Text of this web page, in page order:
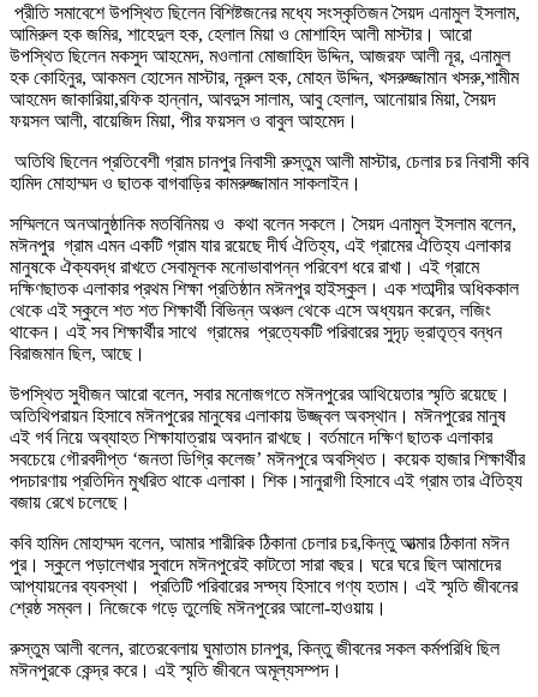
প্রীতি সমাবেশে উপস্থিত ছিলেন বিশিষ্টজনের মধ্যে সংস্কৃতিজন সৈয়দ এনামুল ইসলাম,
আমিরুল হক জমির, শাহেদুল হক, হেলাল মিয়া ও মোশাহিদ আলী মাস্টার। আরো
উপস্থিত ছিলেন মকসুদ আহমেদ, মওলানা মোজাহিদ উদ্দিন, আজরফ আলী নূর, এনামুল
হক কোহিনুর, আকমল হোসেন মাস্টার, নূরুল হক, মোহন উদ্দিন, খসরুজ্জামান খসরু,শামীম
আহমেদ জাকারিয়া,রফিক হান্নান, আবদুস সালাম, আবু হেলাল, আনোয়ার মিয়া, সৈয়দ
ফয়সল আলী, বায়েজিদ মিয়া, পীর ফয়সল ও বাবুল আহমেদ।
অতিথি ছিলেন প্রতিবেশী গ্রাম চানপুর নিবাসী রুস্তুম আলী মাস্টার, চেলার চর নিবাসী কবি
হামিদ মোহাম্মদ ও ছাতক বাগবাড়ির কামরুজ্জামান সাকলাইন।
সম্মিলনে অনআনুষ্ঠানিক মতবিনিময় ও কথা বলেন সকলে। সৈয়দ এনামুল ইসলাম বলেন,
মঈনপুর গ্রাম এমন একটি গ্রাম যার রয়েছে দীর্ঘ ঐতিহ্য, এই গ্রামের ঐতিহ্য এলাকার
মানুষকে ঐক্যবদ্ধ রাখতে সেবামূলক মনোভাবাপন্ন পরিবেশ ধরে রাখা। এই গ্রামে
দক্ষিণছাতক এলাকার প্রথম শিক্ষা প্রতিষ্ঠান মঈনপুর হাইস্কুল। এক শতাব্দীর অধিককাল
থেকে এই স্কুলে শত শত শিক্ষার্থী বিভিন্ন অঞ্চল থেকে এসে অধ্যয়ন করেন, লজিং
থাকেন। এই সব শিক্ষার্থীর সাথে গ্রামের প্রত্যেকটি পরিবারের সুদৃঢ় ভ্রাতৃত্ব বন্ধন
বিরাজমান ছিল, আছে।
উপস্থিত সুধীজন আরো বলেন, সবার মনোজগতে মঈনপুরের আথিয়েতার স্মৃতি রয়েছে।
অতিথিপরায়ন হিসাবে মঈনপুরের মানুষের এলাকায় উজ্জ্বল অবস্থান। মঈনপুরের মানুষ
এই গর্ব নিয়ে অব্যাহত শিক্ষাযাত্রায় অবদান রাখছে। বর্তমানে দক্ষিণ ছাতক এলাকার
সবচেয়ে গৌরবদীপ্ত ‘জনতা ডিগ্রি কলেজ’ মঈনপুরে অবস্থিত। কয়েক হাজার শিক্ষার্থীর
পদচারণায় প্রতিদিন মুখরিত থাকে এলাকা। শিক।সানুরাগী হিসাবে এই গ্রাম তার ঐতিহ্য
বজায় রেখে চলেছে।
কবি হামিদ মোহাম্মদ বলেন, আমার শারীরিক ঠিকানা চেলার চর,কিন্তু আত্মার ঠিকানা মঈন
পুর। স্কুলে পড়ালেখার সুবাদে মঈনপুরেই কাটতো সারা বছর। ঘরে ঘরে ছিল আমাদের
আপ্যায়নের ব্যবস্থা। প্রতিটি পরিবারের সদ্স্য হিসাবে গণ্য হতাম। এই স্মৃতি জীবনের
শ্রেষ্ঠ সম্বল। নিজেকে গড়ে তুলেছি মঈনপুরের আলো-হাওয়ায়।
রুস্তুম আলী বলেন, রাতেরবেলায় ঘুমাতাম চানপুর, কিন্তু জীবনের সকল কর্মপরিধি ছিল
মঈনপুরকে কেন্দ্র করে। এই স্মৃতি জীবনে অমূল্যসম্পদ।